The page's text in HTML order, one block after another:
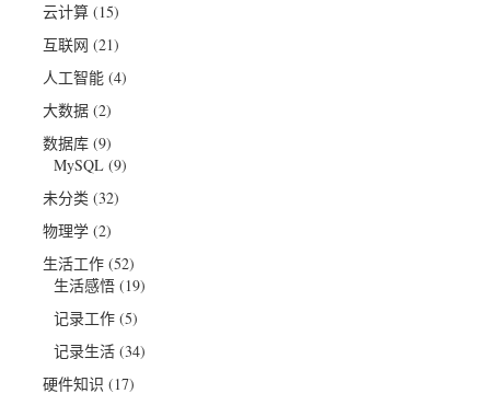
云计算(15)
互联网 (21)
人工智能(4)
大数据(2)
数据库(9)
MySQL(9)
未分类 (32)
物理学(2)
生活工作(52)
生活感悟(19)
记录工作(5)
记录生活(34)
硬件知识 (17)